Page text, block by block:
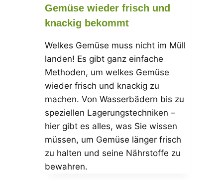
Gemüse wieder frisch und
knackig bekommt
Welkes Gemüse muss nicht im Müll
landen! Es gibt ganz einfache
Methoden, um welkes Gemüse
wieder frisch und knackig zu
machen. Von Wasserbädern bis zu
speziellen Lagerungstechniken –
hier gibt es alles, was Sie wissen
müssen, um Gemüse länger frisch
zu halten und seine Nährstoffe zu
bewahren.